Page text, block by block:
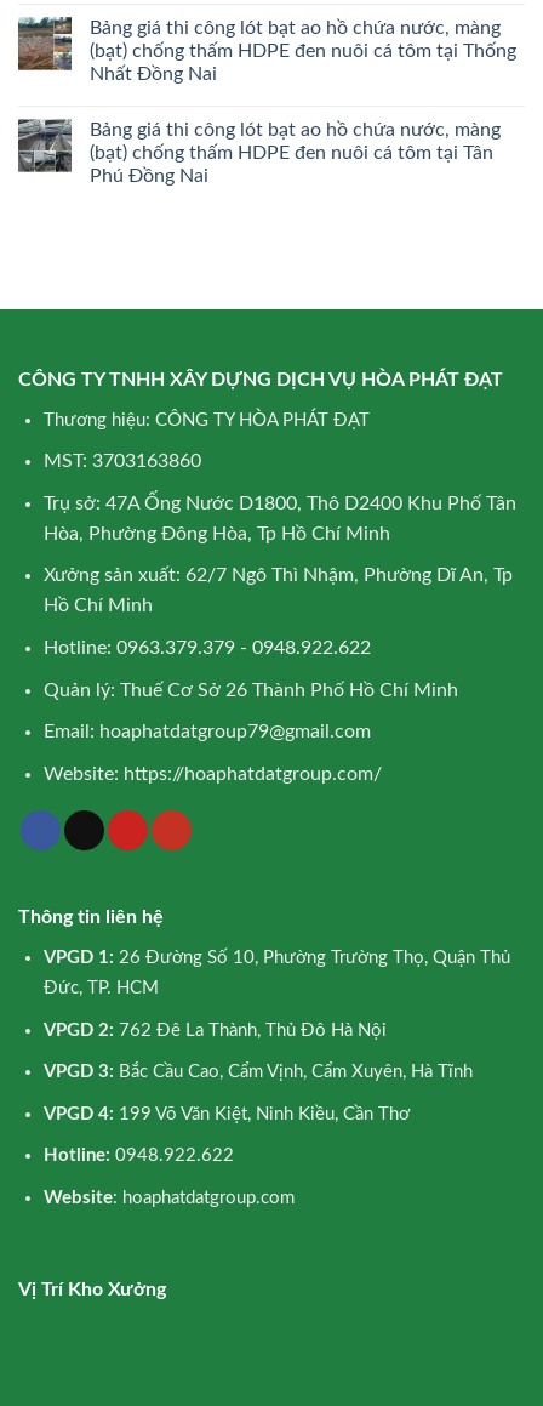
Bảng giá thi công lót bạt ao hồ chứa nước, màng
(bạt) chống thấm HDPE đen nuôi cá tôm tại Thống
Nhất Đồng Nai
Bảng giá thi công lót bạt ao hồ chứa nước, màng
(bạt) chống thấm HDPE đen nuôi cá tôm tại Tân
Phú Đồng Nai
CÔNG TY TNHH XÂY DỰNG DỊCH VỤ HÒA PHÁT ĐẠT
Thương hiệu: CÔNG TY HÒA PHÁT ĐẠT
MST: 3703163860
Trụ sở: 47A Ống Nước D1800, Thô D2400 Khu Phố Tân
Hòa, Phường Đông Hòa, Tp Hồ Chí Minh
Xưởng sản xuất: 62/7 Ngô Thì Nhậm, Phường Dĩ An, Tp
Hồ Chí Minh
Hotline: 0963.379.379 - 0948.922.622
Quản lý: Thuế Cơ Sở 26 Thành Phố Hồ Chí Minh
Email: hoaphatdatgroup79@gmail.com
Website: https://hoaphatdatgroup.com/
Thông tin liên hệ
VPGD 1: 26 Đường Số 10, Phường Trường Thọ, Quận Thủ
Đức, TP. HCM
VPGD 2: 762 Đê La Thành, Thủ Đô Hà Nội
VPGD 3: Bắc Cầu Cao, Cẩm Vịnh, Cẩm Xuyên, Hà Tĩnh
VPGD 4: 199 Võ Văn Kiệt, Ninh Kiều, Cần Thơ
Hotline: 0948.922.622
Website: hoaphatdatgroup.com
Vị Trí Kho Xưởng